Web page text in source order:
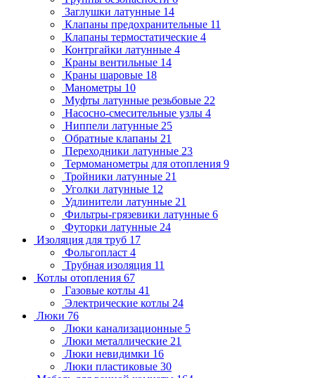
Заглушки латунные 14
Клапаны предохранительные 11
Клапаны термостатические 4
Контргайки латунные 4
Краны вентильные 14
Краны шаровые 18
Манометры 10
Муфты латунные резьбовые 22
Насосно-смесительные узлы 4
Ниппели латунные 25
Обратные клапаны 21
Переходники латунные 23
Термоманометры для отопления 9
Тройники латунные 21
Уголки латунные 12
Удлинители латунные 21
Фильтры-грязевики латунные 6
Футорки латунные 24
Изоляция для труб 17
Фольгопласт 4
Трубная изоляция 11
Котлы отопления 67
Газовые котлы 41
Электрические котлы 24
Люки 76
Люки канализационные 5
Люки металлические 21
Люки невидимки 16
Люки пластиковые 30